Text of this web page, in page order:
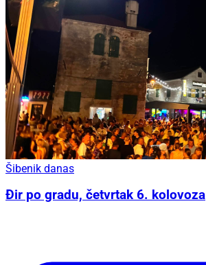
Šibenik danas
Đir po gradu, četvrtak 6. kolovoza